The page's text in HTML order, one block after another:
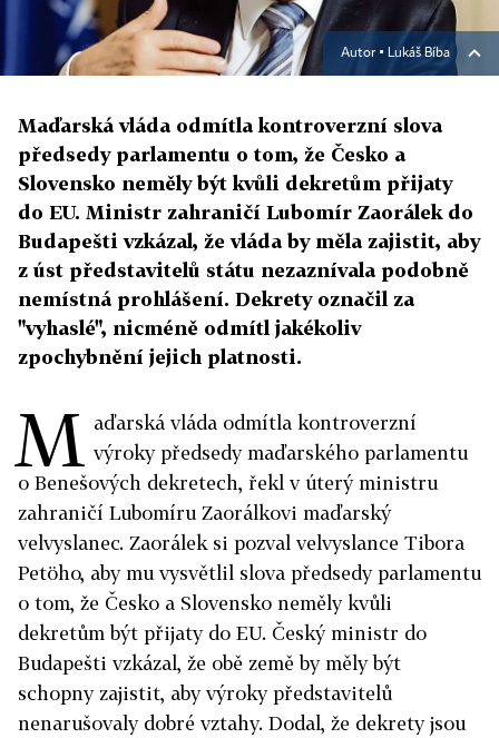
Autor ▪ Lukáš Bíba
Maďarská vláda odmítla kontroverzní slova
předsedy parlamentu o tom, že Česko a
Slovensko neměly být kvůli dekretům přijaty
do EU. Ministr zahraničí Lubomír Zaorálek do
Budapešti vzkázal, že vláda by měla zajistit, aby
z úst představitelů státu nezaznívala podobně
nemístná prohlášení. Dekrety označil za
"vyhaslé", nicméně odmítl jakékoliv
zpochybnění jejich platnosti.
M aďarská vláda odmítla kontroverzní
výroky předsedy maďarského parlamentu
o Benešových dekretech, řekl v úterý ministru
zahraničí Lubomíru Zaorálkovi maďarský
velvyslanec. Zaorálek si pozval velvyslance Tibora
Petöho, aby mu vysvětlil slova předsedy parlamentu
o tom, že Česko a Slovensko neměly kvůli
dekretům být přijaty do EU. Český ministr do
Budapešti vzkázal, že obě země by měly být
schopny zajistit, aby výroky představitelů
nenarušovaly dobré vztahy. Dodal, že dekrety jsou